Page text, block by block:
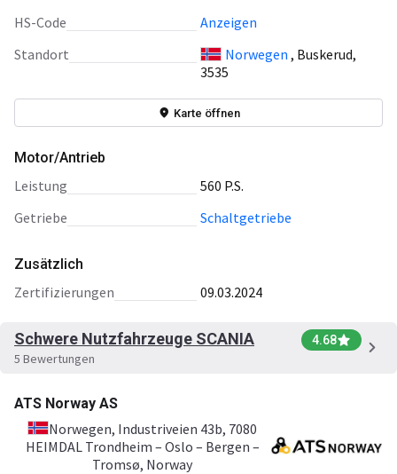
HS-Code
Anzeigen
Standort
Norwegen , Buskerud,
3535
Karte öffnen
Motor/Antrieb
Leistung
560 P.S.
Getriebe
Schaltgetriebe
Zusätzlich
Zertifizierungen 09.03.2024
Schwere Nutzfahrzeuge SCANIA 4.68
5 Bewertungen
ATS Norway AS
Norwegen, Industriveien 43b, 7080
HEIMDAL Trondheim – Oslo – Bergen –
Tromsø, Norway